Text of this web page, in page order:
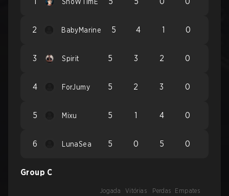
2 BabyMarine 5 4 1 0
3 Spirit 5 3 2 0
4 ForJumy 5 2 3 0
5 Mixu 5 1 4 0
6 LunaSea 5 0 5 0
Group C
Jogada Vitórias Perdas Empates